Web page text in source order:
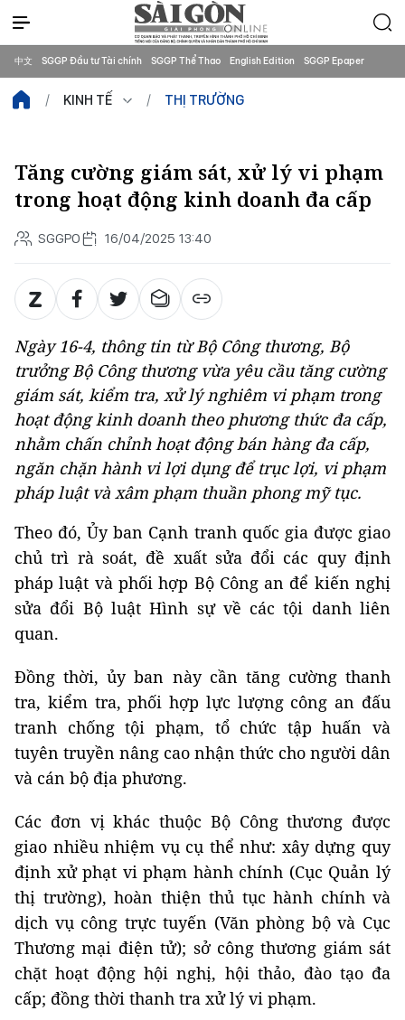
中文 SGGP Đầu tư Tài chính SGGP Thể Thao English Edition SGGP Epaper
KINH TẾ THỊ TRƯỜNG
Tăng cường giám sát, xử lý vi phạm
trong hoạt động kinh doanh đa cấp
SGGPO 16/04/2025 13:40
Ngày 16-4, thông tin từ Bộ Công thương, Bộ
trưởng Bộ Công thương vừa yêu cầu tăng cường
giám sát, kiểm tra, xử lý nghiêm vi phạm trong
hoạt động kinh doanh theo phương thức đa cấp,
nhằm chấn chỉnh hoạt động bán hàng đa cấp,
ngăn chặn hành vi lợi dụng để trục lợi, vi phạm
pháp luật và xâm phạm thuần phong mỹ tục.
Theo đó, Ủy ban Cạnh tranh quốc gia được giao
chủ trì rà soát, đề xuất sửa đổi các quy định
pháp luật và phối hợp Bộ Công an để kiến nghị
sửa đổi Bộ luật Hình sự về các tội danh liên
quan.
Đồng thời, ủy ban này cần tăng cường thanh
tra, kiểm tra, phối hợp lực lượng công an đấu
tranh chống tội phạm, tổ chức tập huấn và
tuyên truyền nâng cao nhận thức cho người dân
và cán bộ địa phương.
Các đơn vị khác thuộc Bộ Công thương được
giao nhiều nhiệm vụ cụ thể như: xây dựng quy
định xử phạt vi phạm hành chính (Cục Quản lý
thị trường), hoàn thiện thủ tục hành chính và
dịch vụ công trực tuyến (Văn phòng bộ và Cục
Thương mại điện tử); sở công thương giám sát
chặt hoạt động hội nghị, hội thảo, đào tạo đa
cấp; đồng thời thanh tra xử lý vi phạm.